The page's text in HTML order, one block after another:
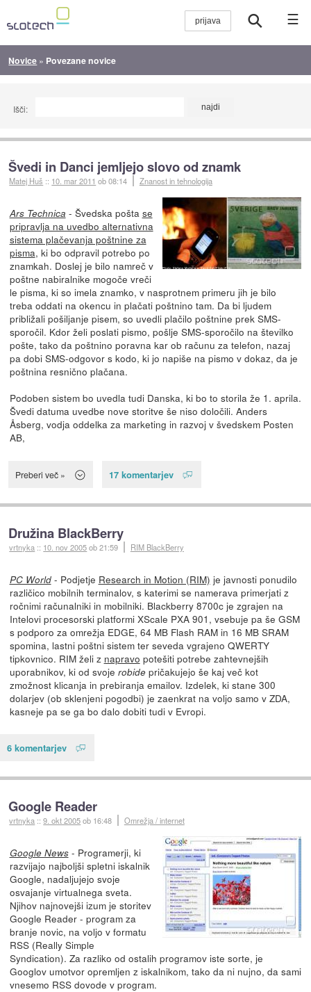
☰
Novice » Povezane novice
Išči:
Švedi in Danci jemljejo slovo od znamk
Matej Huš :: 10. mar 2011 ob 08:14 Znanost in tehnologija
Ars Technica - Švedska pošta se
pripravlja na uvedbo alternativna
sistema plačevanja poštnine za
pisma, ki bo odpravil potrebo po
znamkah. Doslej je bilo namreč v
poštne nabiralnike mogoče vreči
le pisma, ki so imela znamko, v nasprotnem primeru jih je bilo
treba oddati na okencu in plačati poštnino tam. Da bi ljudem
približali pošiljanje pisem, so uvedli plačilo poštnine prek SMS-
sporočil. Kdor želi poslati pismo, pošlje SMS-sporočilo na številko
pošte, tako da poštnino poravna kar ob računu za telefon, nazaj
pa dobi SMS-odgovor s kodo, ki jo napiše na pismo v dokaz, da je
poštnina resnično plačana.
Podoben sistem bo uvedla tudi Danska, ki bo to storila že 1. aprila.
Švedi datuma uvedbe nove storitve še niso določili. Anders
Åsberg, vodja oddelka za marketing in razvoj v švedskem Posten
AB,
Preberi več » 17 komentarjev
Družina BlackBerry
vrtnyka :: 10. nov 2005ob 21:59 RIM BlackBerry
PC World- Podjetje Research in Motion (RIM) je javnosti ponudilo
različico mobilnih terminalov, s katerimi se namerava primerjati z
ročnimi računalniki in mobilniki. Blackberry 8700c je zgrajen na
Intelovi procesorski platformi XScale PXA 901, vsebuje pa še GSM
s podporo za omrežja EDGE, 64 MB Flash RAM in 16 MB SRAM
spomina, lastni poštni sistem ter seveda vgrajeno QWERTY
tipkovnico. RIM želi z napravo potešiti potrebe zahtevnejših
uporabnikov, ki od svoje robidepričakujejo še kaj več kot
zmožnost klicanja in prebiranja emailov. Izdelek, ki stane 300
dolarjev (ob sklenjeni pogodbi) je zaenkrat na voljo samo v ZDA,
kasneje pa se ga bo dalo dobiti tudi v Evropi.
6 komentarjev
Google Reader
vrtnyka ::9. okt 2005ob 16:48 Omrežja / internet
Google News- Programerji, ki
razvijajo najboljši spletni iskalnik
Google, nadaljujejo svoje
osvajanje virtualnega sveta.
Njihov najnovejši izum je storitev
Google Reader - program za
branje novic, na voljo v formatu
RSS (Really Simple
Syndication). Za razliko od ostalih programov iste sorte, je
Googlov umotvor opremljen z iskalnikom, tako da ni nujno, da sami
vnesemo RSS dovode v program.